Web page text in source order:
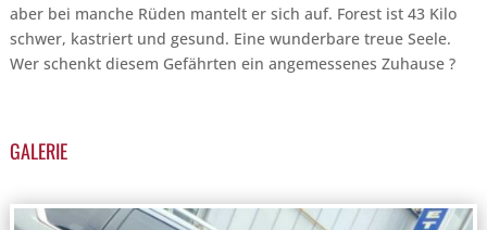
aber bei manche Rüden mantelt er sich auf. Forest ist 43 Kilo
schwer, kastriert und gesund. Eine wunderbare treue Seele.
Wer schenkt diesem Gefährten ein angemessenes Zuhause ?
GALERIE